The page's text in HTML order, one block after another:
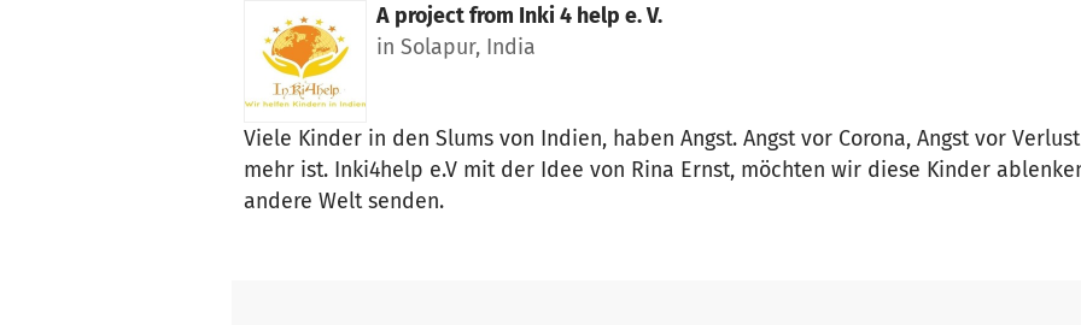
A project from Inki 4 help e. V.
in Solapur, India
Viele Kinder in den Slums von Indien, haben Angst. Angst vor Corona, Angst vor
mehr ist. Inki4help e.V mit der Idee von Rina Ernst, möchten wir diese Kinder
andere Welt senden.